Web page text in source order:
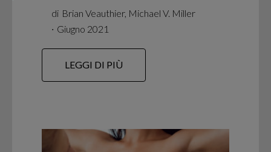
di Brian Veauthier, Michael V. Miller
∙ Giugno 2021
LEGGI DI PIÙ